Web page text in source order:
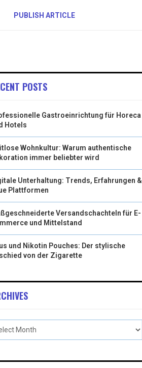
PUBLISH ARTICLE
POSTS
Gastroeinrichtung für Horeca
Hotels
Wohnkultur: Warum authentische
immer beliebter wird
Unterhaltung: Trends, Erfahrungen &
Plattformen
Versandschachteln für E-
und Mittelstand
und Nikotin Pouches: Der stylische
von der Zigarette